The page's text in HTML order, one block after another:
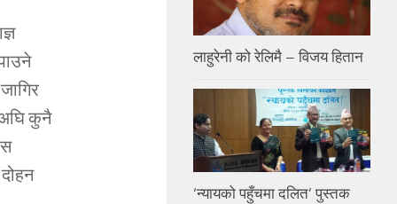
अघि कुनै
लाहुरेनी को रेलिमै – विजय हितान
‘न्यायको पहुँचमा दलित’ पुस्तक